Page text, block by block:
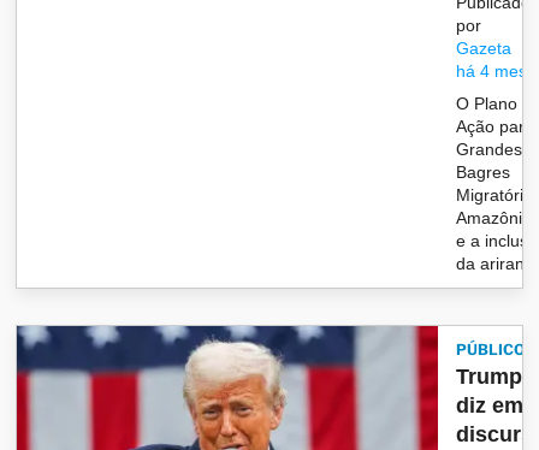
por
Gazeta
há 4
O Plano
Ação para
Grandes
Bagres
e a
da
PÚBLICO
Trump
diz em